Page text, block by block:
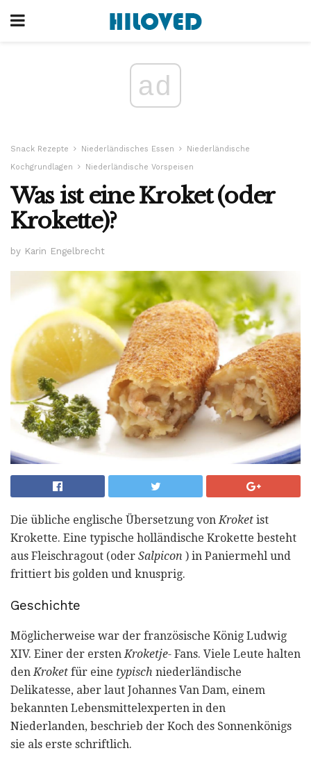
ad
Snack Rezepte Niederländisches Essen
Niederländische
Kochgrundlagen
Niederländische Vorspeisen
Was ist eine Kroket (oder
Krokette)?
by Karin Engelbrecht
Die übliche englische Übersetzung von Kroket ist
Krokette. Eine typische holländische Krokette besteht
aus Fleischragout (oder Salpicon ) in Paniermehl und
frittiert bis golden und knusprig.
Geschichte
Möglicherweise war der französische König Ludwig
XIV. Einer der erstenKroketje- Fans. Viele Leute halten
denKroket für eine typisch niederländische
Delikatesse, aber laut Johannes Van Dam, einem
bekannten Lebensmittelexperten in den
Niederlanden, beschrieb der Koch des Sonnenkönigs
sie als erste schriftlich.